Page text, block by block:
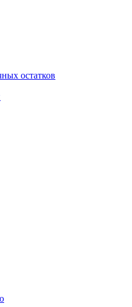
остатков